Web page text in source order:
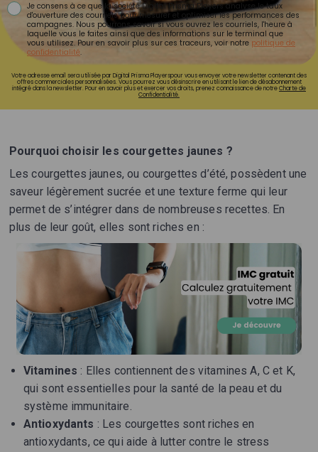
Je consens à ce que la société Digital Prisma Players analyse le taux
d'ouverture des courriels pour mesurer et optimiser les performances des
campagnes. Nous pourrons savoir si vous ouvrez les courriels, l'heure à
laquelle vous le faites ainsi que des informations sur le terminal que
vous utilisez. Pour en savoir plus sur ces traceurs, voir notre politique de
confidentialité.
Votre adresse email sera utilisée par Digital Prisma Playerspour vous envoyer votre newsletter contenant des
offres commerciales personnalisées. Vous pourrez vous désinscrire en utilisant le lien de désabonnement
intégré dans la newsletter. Pour en savoir plus et exercer vos droits, prenez connaissance de notreCharte de
Confidentialité.
Pourquoi choisir les courgettes jaunes ?
Les courgettes jaunes, ou courgettes d’été, possèdent une
saveur légèrement sucrée et une texture ferme qui leur
permet de s’intégrer dans de nombreuses recettes. En
plus de leur goût, elles sont riches en :
Vitamines : Elles contiennent des vitamines A, C et K,
qui sont essentielles pour la santé de la peau et du
système immunitaire.
Antioxydants : Les courgettes sont riches en
antioxydants, ce qui aide à lutter contre le stress